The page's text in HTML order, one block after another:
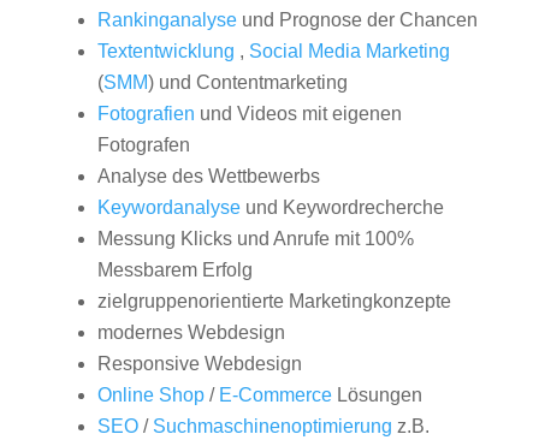
Rankinganalyseund Prognose der Chancen
Textentwicklung , Social Media Marketing
(SMM) und Contentmarketing
Fotografien und Videos mit eigenen
Fotografen
Analyse des Wettbewerbs
Keywordanalyseund Keywordrecherche
Messung Klicks und Anrufe mit 100%
Messbarem Erfolg
zielgruppenorientierte Marketingkonzepte
modernes Webdesign
Responsive Webdesign
Online Shop/ E-CommerceLösungen
SEO/ Suchmaschinenoptimierung z.B.